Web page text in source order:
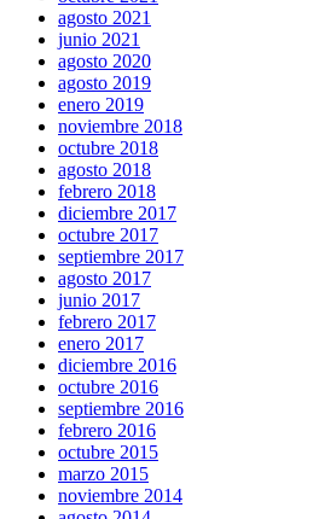
agosto 2021
junio 2021
agosto 2020
agosto 2019
enero 2019
noviembre 2018
octubre 2018
agosto 2018
febrero 2018
diciembre 2017
octubre 2017
septiembre 2017
agosto 2017
junio 2017
febrero 2017
enero 2017
diciembre 2016
octubre 2016
septiembre 2016
febrero 2016
octubre 2015
marzo 2015
noviembre 2014